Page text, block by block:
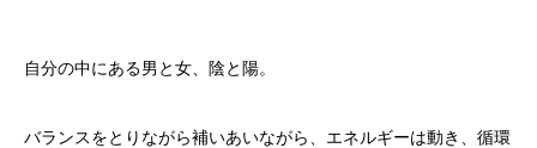
自分の中にある男と女、陰と陽。
バランスをとりながら補いあいながら、エネルギーは動き、循環